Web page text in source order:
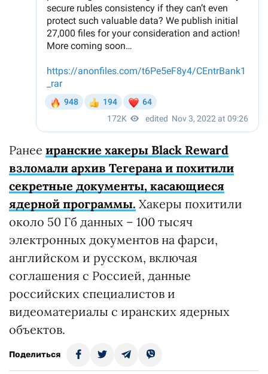
Ранее иранские хакеры Black Reward
взломали архив Тегерана и похитили
секретные документы, касающиеся
ядерной программы. Хакеры похитили
около 50 Гб данных – 100 тысяч
электронных документов на фарси,
английском и русском, включая
соглашения с Россией, данные
российских специалистов и
видеоматериалы с иранских ядерных
объектов.
Поделиться